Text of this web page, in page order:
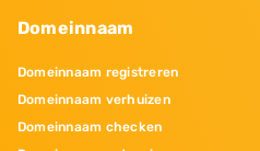
Domeinnaam
Domeinnaam registreren
Domeinnaam verhuizen
Domeinnaam checken